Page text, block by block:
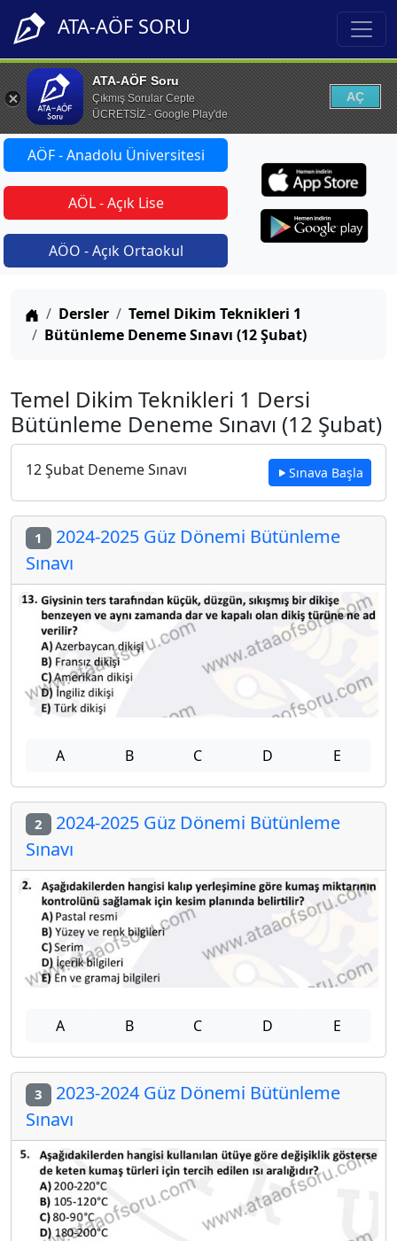
ATA-AÖF SORU
ATA-AÖF Soru
Çıkmış Sorular Cepte
ÜCRETSİZ - Google Play'de
AÇ
AÖF - Anadolu Üniversitesi
AÖL - Açık Lise
AÖO - Açık Ortaokul
Anasayfa
Dersler
Temel Dikim Teknikleri 1
Bütünleme Deneme Sınavı (12 Şubat)
Temel Dikim Teknikleri 1 Dersi
Bütünleme Deneme Sınavı (12 Şubat)
12 Şubat Deneme Sınavı Sınava Başla
1 2024-2025 Güz Dönemi Bütünleme
Sınavı
A B C D E
2 2024-2025 Güz Dönemi Bütünleme
Sınavı
A B C D E
3 2023-2024 Güz Dönemi Bütünleme
Sınavı